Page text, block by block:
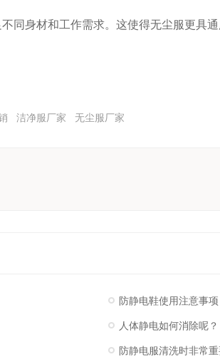
同身材和工作需求。这使得无尘服更具
洁净服厂家 无尘服厂家
防静电鞋使用注意事项
人体静电如何消除呢？
防静电服清洗时非常